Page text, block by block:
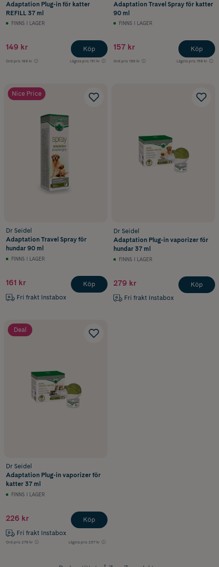
Adaptation Plug-in för katter
REFILL 37 ml
FINNS I LAGER
149 kr
Ord.pris 189 kr Lägsta pris 151 kr
Köp
Adaptation Travel Spray för katter
90 ml
FINNS I LAGER
157 kr
Ord.pris 199 kr Lägsta pris 159 kr
Köp
Nice Price
Dr Seidel
Adaptation Travel Spray för
hundar 90 ml
FINNS I LAGER
161 kr
Fri frakt Instabox
Köp
Dr Seidel
Adaptation Plug-in vaporizer för
hundar 37 ml
FINNS I LAGER
279 kr
Fri frakt Instabox
Köp
Deal
Dr Seidel
Adaptation Plug-in vaporizer för
katter 37 ml
FINNS I LAGER
226 kr
Fri frakt Instabox
Ord.pris 279 kr Lägsta pris 237 kr
Köp